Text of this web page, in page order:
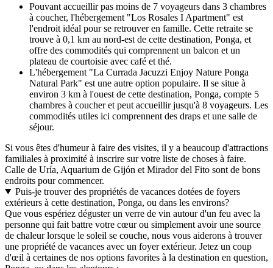
Pouvant accueillir pas moins de 7 voyageurs dans 3 chambres
à coucher, l'hébergement "Los Rosales I Apartment" est
l'endroit idéal pour se retrouver en famille. Cette retraite se
trouve à 0,1 km au nord-est de cette destination, Ponga, et
offre des commodités qui comprennent un balcon et un
plateau de courtoisie avec café et thé.
L'hébergement "La Currada Jacuzzi Enjoy Nature Ponga
Natural Park" est une autre option populaire. Il se situe à
environ 3 km à l'ouest de cette destination, Ponga, compte 5
chambres à coucher et peut accueillir jusqu'à 8 voyageurs. Les
commodités utiles ici comprennent des draps et une salle de
séjour.
Si vous êtes d'humeur à faire des visites, il y a beaucoup d'attractions
familiales à proximité à inscrire sur votre liste de choses à faire.
Calle de Uría, Aquarium de Gijón et Mirador del Fito sont de bons
endroits pour commencer.
Puis-je trouver des propriétés de vacances dotées de foyers
extérieurs à cette destination, Ponga, ou dans les environs?
Que vous espériez déguster un verre de vin autour d'un feu avec la
personne qui fait battre votre cœur ou simplement avoir une source
de chaleur lorsque le soleil se couche, nous vous aiderons à trouver
une propriété de vacances avec un foyer extérieur. Jetez un coup
d'œil à certaines de nos options favorites à la destination en question,